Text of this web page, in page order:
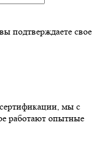
подтверждаете свое
мы с
работают опытные